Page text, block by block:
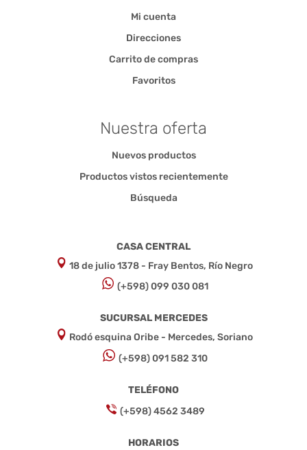
Mi cuenta
Direcciones
Carrito de compras
Favoritos
Nuestra oferta
Nuevos productos
Productos vistos recientemente
Búsqueda
CASA CENTRAL
18 de julio 1378 - Fray Bentos, Río Negro
(+598) 099 030 081
SUCURSAL MERCEDES
Rodó esquina Oribe - Mercedes, Soriano
(+598) 091 582 310
TELÉFONO
(+598) 4562 3489
HORARIOS